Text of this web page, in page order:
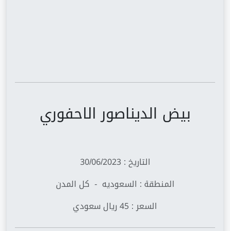
بيض الديناصور الاحفوري
التاريخ : 30/06/2023
المنطقة : السعوديه - كل المدن
السعر : 45 ريال سعودي